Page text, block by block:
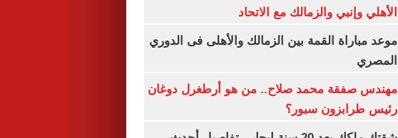
الأهلي وإنبي والزمالك مع الاتحاد
موعد مباراة القمة بين الزمالك والأهلى فى الدوري
المصري
مهندس صفقة محمد صلاح.. من هو أرطغرل دوغان
رئيس طرابزون سبور؟